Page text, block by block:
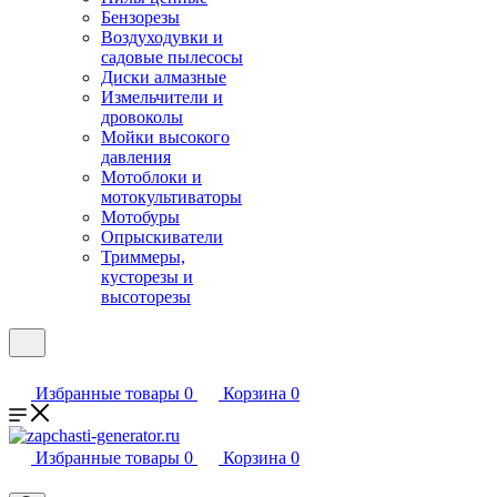
Бензорезы
Воздуходувки и
садовые пылесосы
Диски алмазные
Измельчители и
дровоколы
Мойки высокого
давления
Мотоблоки и
мотокультиваторы
Мотобуры
Опрыскиватели
Триммеры,
кусторезы и
высоторезы
Избранные товары 0 Корзина 0
Избранные товары 0 Корзина 0